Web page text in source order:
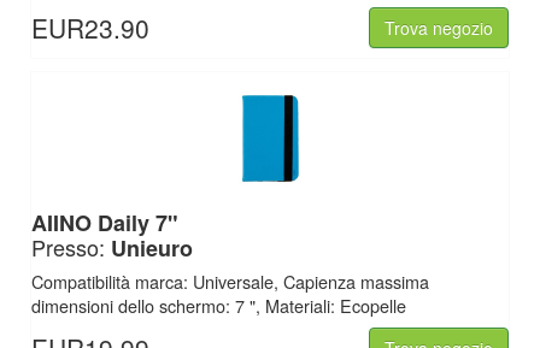
EUR23.90 Trova negozio
AIINO Daily 7"
Presso: Unieuro
Compatibilità marca: Universale, Capienza massima
dimensioni dello schermo: 7 ", Materiali: Ecopelle